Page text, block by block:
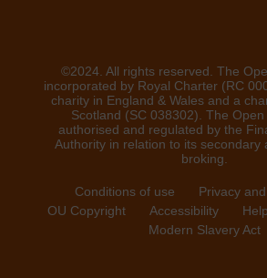
©2024. All rights reserved. The
incorporated by Royal Charter (RC
charity in England & Wales and a
Scotland (SC 038302). The
authorised and regulated by the
Authority in relation to its secondary
broking.
Conditions of use
Privacy
OU Copyright
Accessibility
Modern Slavery Act